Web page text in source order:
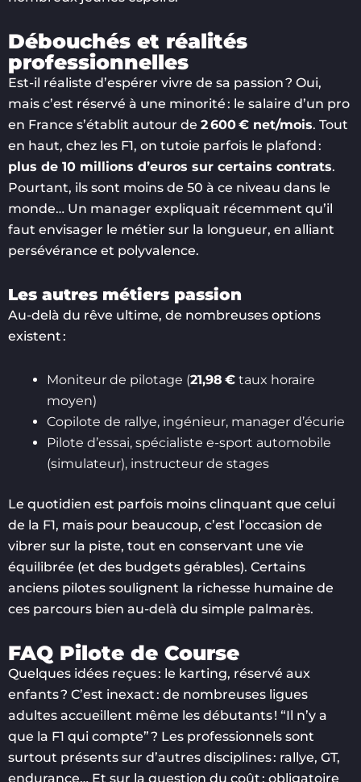
Débouchés et réalités
professionnelles
Est-il réaliste d’espérer vivre de sa passion ? Oui,
mais c’est réservé à une minorité : le salaire d’un pro
en France s’établit autour de 2 600 € net/mois. Tout
en haut, chez les F1, on tutoie parfois le plafond :
plus de 10 millions d’euros sur certains contrats.
Pourtant, ils sont moins de 50 à ce niveau dans le
monde… Un manager expliquait récemment qu’il
faut envisager le métier sur la longueur, en alliant
persévérance et polyvalence.
Les autres métiers passion
Au-delà du rêve ultime, de nombreuses options
existent :
Moniteur de pilotage (21,98 € taux horaire
moyen)
Copilote de rallye, ingénieur, manager d’écurie
Pilote d’essai, spécialiste e-sport automobile
(simulateur), instructeur de stages
Le quotidien est parfois moins clinquant que celui
de la F1, mais pour beaucoup, c’est l’occasion de
vibrer sur la piste, tout en conservant une vie
équilibrée (et des budgets gérables). Certains
anciens pilotes soulignent la richesse humaine de
ces parcours bien au-delà du simple palmarès.
FAQ Pilote de Course
Quelques idées reçues : le karting, réservé aux
enfants ? C’est inexact : de nombreuses ligues
adultes accueillent même les débutants ! “Il n’y a
que la F1 qui compte” ? Les professionnels sont
surtout présents sur d’autres disciplines : rallye, GT,
endurance… Et sur la question du coût : obligatoire